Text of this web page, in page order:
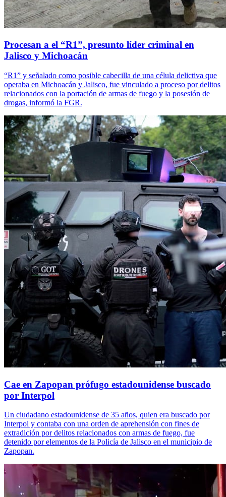
Procesan a el “R1”, presunto líder criminal en
Jalisco y Michoacán
“R1” y señalado como posible cabecilla de una célula delictiva que
operaba en Michoacán y Jalisco, fue vinculado a proceso por delitos
relacionados con la portación de armas de fuego y la posesión de
drogas, informó la FGR.
Cae en Zapopan prófugo estadounidense buscado
por Interpol
Un ciudadano estadounidense de 35 años, quien era buscado por
Interpol y contaba con una orden de aprehensión con fines de
extradición por delitos relacionados con armas de fuego, fue
detenido por elementos de la Policía de Jalisco en el municipio de
Zapopan.